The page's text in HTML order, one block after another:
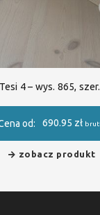
4 – wys. 865,
od: 690.95 zł
zobacz produkt